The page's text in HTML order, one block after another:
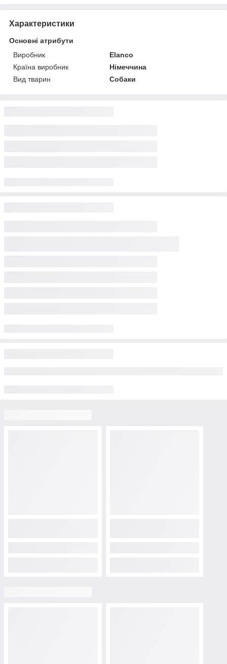
Характеристики
Основні атрибути
Виробник
Elanco
Країна виробник
Німеччина
Вид тварин
Собаки